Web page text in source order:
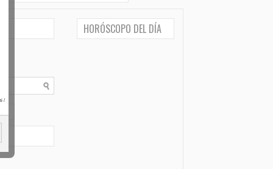
HORÓSCOPO DEL DÍA